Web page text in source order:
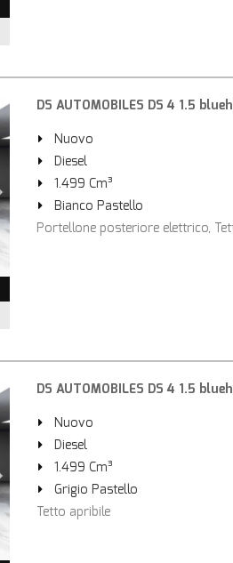
DS AUTOMOBILES DS 4 1.5
Nuovo
Diesel
1.499 Cm³
Bianco Pastello
Portellone posteriore elettrico,
DS AUTOMOBILES DS 4 1.5
Nuovo
Diesel
1.499 Cm³
Grigio Pastello
Tetto apribile